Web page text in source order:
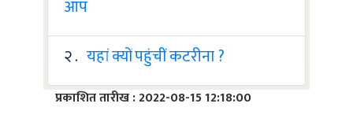
आप
२ . यहां क्यों पहुंचीं कटरीना ?
प्रकाशित तारीख : 2022-08-15 12:18:00